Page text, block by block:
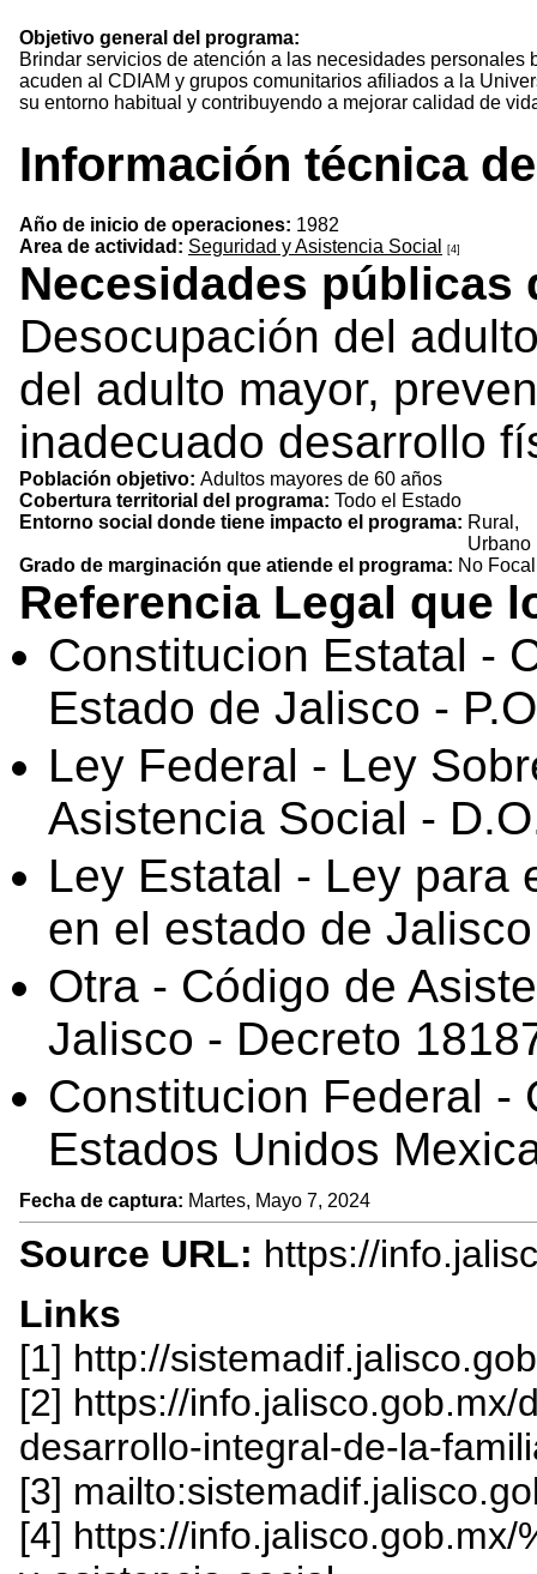
Objetivo general del programa:
Brindar servicios de atención a las necesidades
acuden al CDIAM y grupos comunitarios afiliados a la
su entorno habitual y contribuyendo a mejorar calidad de
Información técnica
Año de inicio de operaciones: 1982
Area de actividad: Seguridad y Asistencia Social [4]
Necesidades
Desocupación del
del adulto mayor,
inadecuado desarrollo
Población objetivo: Adultos mayores de 60 años
Cobertura territorial del programa: Todo el Estado
Entorno social donde tiene impacto el programa: Rural,
Urbano
Grado de marginación que atiende el programa: No
Referencia Legal que
Constitucion Estatal -
Estado de Jalisco -
Ley Federal - Ley
Asistencia Social -
Ley Estatal - Ley para
en el estado de
Otra - Código de
Jalisco - Decreto
Constitucion Federal -
Estados Unidos
Fecha de captura: Martes, Mayo 7, 2024
Source URL: https://
Links
[1] http://
[2] https://
desarrollo-integral-de-la-
[3]
[4] https://